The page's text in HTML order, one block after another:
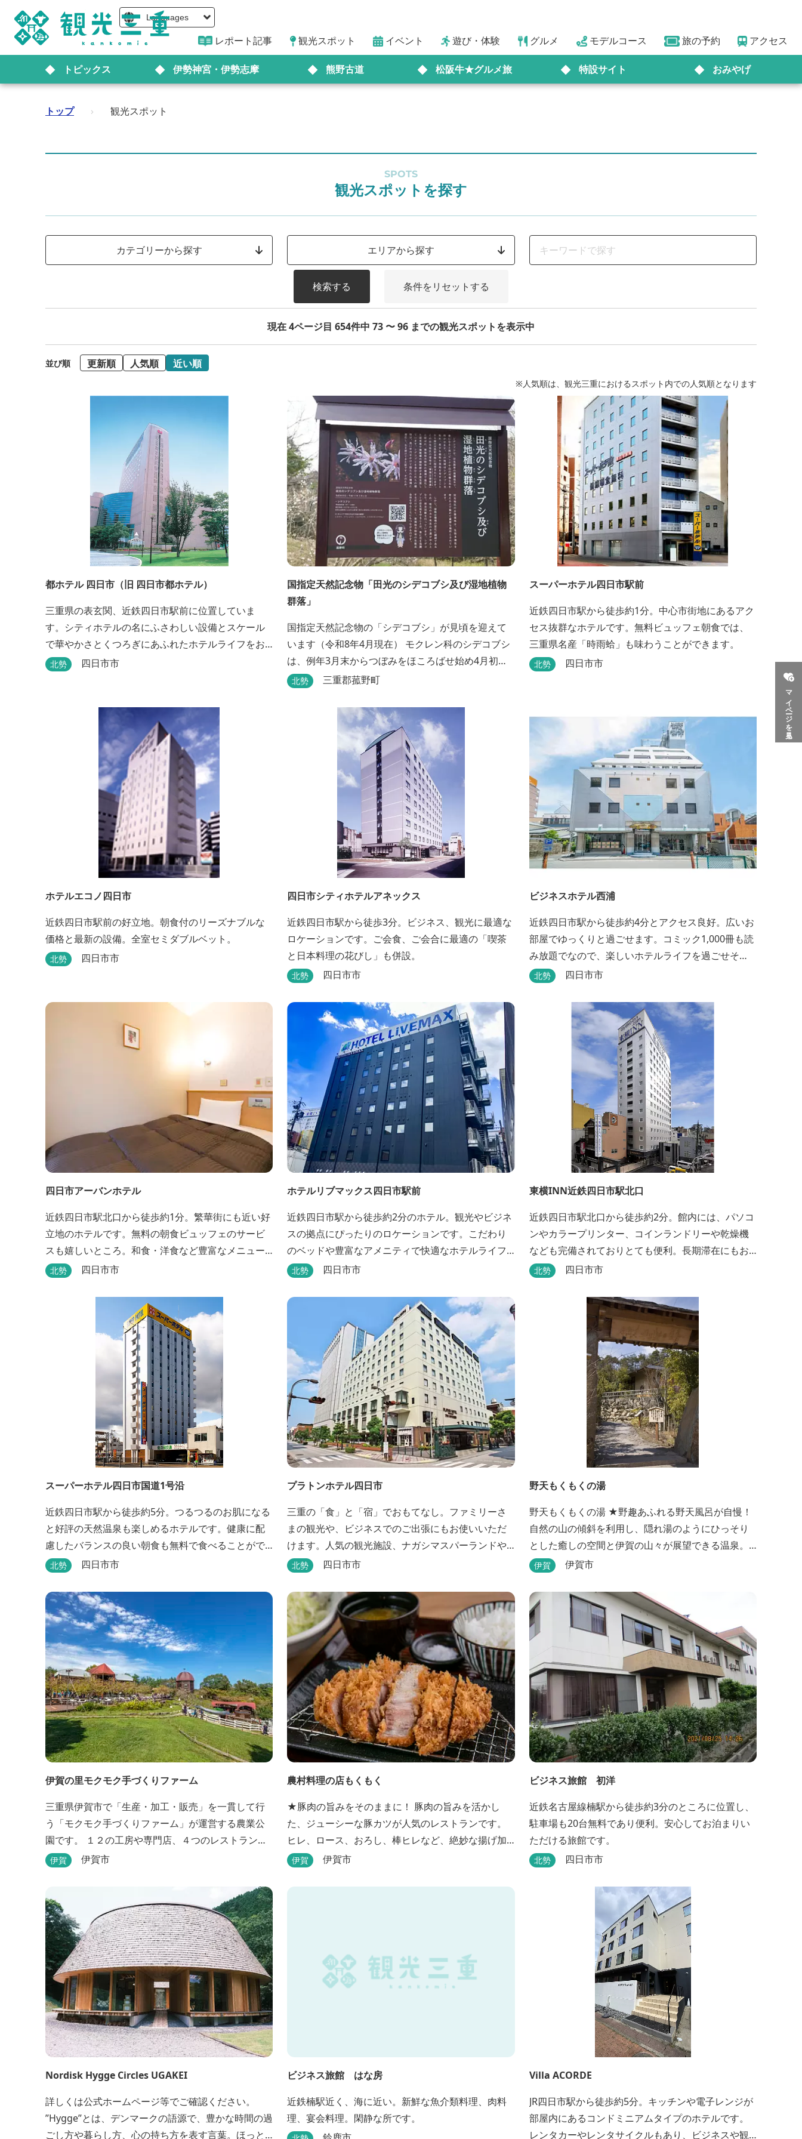
Languages
レポート記事 観光スポット イベント 遊び・体験 グルメ モデルコース 旅の予約 アクセス
トピックス 伊勢神宮・伊勢志摩 熊野古道 松阪牛★グルメ旅 特設サイト おみやげ
マイページを見る
トップ › 観光スポット
SPOTS
観光スポットを探す
カテゴリーから探す エリアから探す
検索する 条件をリセットする
現在 4ページ目 654件中 73 〜 96 までの観光スポットを表示中
並び順 更新順 人気順 近い順
※人気順は、観光三重におけるスポット内での人気順となります
都ホテル 四日市（旧 四日市都ホテル）
三重県の表玄関、近鉄四日市駅前に位置していま
す。シティホテルの名にふさわしい設備とスケール
で華やかさとくつろぎにあふれたホテルライフをお
楽しみいただけます。四日市を中心とした観光、ビ
北勢 四日市市
国指定天然記念物「田光のシデコブシ及び湿地植物
群落」
国指定天然記念物の「シデコブシ」が見頃を迎えて
います（令和8年4月現在） モクレン科のシデコブシ
は、例年3月末からつぼみをほころばせ始め4月初旬
に見頃を迎える日本固有の花です。 伊勢湾周辺の狭
べ市、菰野町、四日市市などの北勢地方に見られ こ
れらの自生地は日本におけるシデコブシ天然分布の
西の端にあたります。 約500万年前に存在して...
北勢 三重郡菰野町
スーパーホテル四日市駅前
近鉄四日市駅から徒歩約1分。中心市街地にあるアク
セス抜群なホテルです。無料ビュッフェ朝食では、
三重県名産「時雨蛤」も味わうことができます。
北勢 四日市市
ホテルエコノ四日市
近鉄四日市駅前の好立地。朝食付のリーズナブルな
価格と最新の設備。全室セミダブルベット。
北勢 四日市市
四日市シティホテルアネックス
近鉄四日市駅から徒歩3分。ビジネス、観光に最適な
ロケーションです。ご会食、ご会合に最適の「喫茶
と日本料理の花びし」も併設。
北勢 四日市市
ビジネスホテル西浦
近鉄四日市駅から徒歩約4分とアクセス良好。広いお
部屋でゆっくりと過ごせます。コミック1,000冊も読
み放題でなので、楽しいホテルライフを過ごせそ
う。丁寧な接客も好評です。
北勢 四日市市
四日市アーバンホテル
近鉄四日市駅北口から徒歩約1分。繁華街にも近い好
立地のホテルです。無料の朝食ビュッフェのサービ
スも嬉しいところ。和食・洋食など豊富なメニュー
が並びます。
北勢 四日市市
ホテルリブマックス四日市駅前
近鉄四日市駅から徒歩約2分のホテル。観光やビジネ
スの拠点にぴったりのロケーションです。こだわり
のベッドや豊富なアメニティで快適なホテルライフ
を過ごせます。
北勢 四日市市
東横INN近鉄四日市駅北口
近鉄四日市駅北口から徒歩約2分。館内には、パソコ
ンやカラープリンター、コインランドリーや乾燥機
なども完備されておりとても便利。長期滞在にもお
すすめです。
北勢 四日市市
スーパーホテル四日市国道1号沿
近鉄四日市駅から徒歩約5分。つるつるのお肌になる
と好評の天然温泉も楽しめるホテルです。健康に配
慮したバランスの良い朝食も無料で食べることがで
きます。
北勢 四日市市
プラトンホテル四日市
三重の「食」と「宿」でおもてなし。ファミリーさ
まの観光や、ビジネスでのご出張にもお使いいただ
けます。人気の観光施設、ナガシマスパーランドや
鈴鹿サーキットをご利用の際にも便利です。 和食、
みください。近鉄四日市駅から徒歩３分と、公共交
通機関でのお越しにも大変便利です。
北勢 四日市市
野天もくもくの湯
野天もくもくの湯 ★野趣あふれる野天風呂が自慢！
自然の山の傾斜を利用し、隠れ湯のようにひっそり
とした癒しの空間と伊賀の山々が展望できる温泉。
温泉浴を楽しみながら森林浴も楽しめます。一枚岩
魅力です。 ★源泉100％の野天風呂 源泉100％の野
天風呂が2つあり、38度のぬるめの湯と42度の熱めの
湯があります。ぬるめの湯はじっくりとゆ...
伊賀 伊賀市
伊賀の里モクモク手づくりファーム
三重県伊賀市で「生産・加工・販売」を一貫して行
う「モクモク手づくりファーム」が運営する農業公
園です。 １２の工房や専門店、４つのレストラン・
カフェ、３箇所の体験教室がある他、田んぼやいか
いただける遊び場もあります。 園内では、ミニブタ
くんたちのショーを見たり、ウインナーづくりやパ
ンづくりなどの手づくり体験教室や、食農体験プロ
グラムに参加したり...
伊賀 伊賀市
農村料理の店もくもく
★豚肉の旨みをそのままに！ 豚肉の旨みを活かし
た、ジューシーな豚カツが人気のレストランです。
ヒレ、ロース、おろし、棒ヒレなど、絶妙な揚げ加
減を追求した豚カツです。揚げたてを食べていただ
す。 ★手作りのお蕎麦をお楽しみいただけます！ お
伊賀 伊賀市
ビジネス旅館 初洋
近鉄名古屋線楠駅から徒歩約3分のところに位置し、
駐車場も20台無料であり便利。安心してお泊まりい
ただける旅館です。
北勢 四日市市
Nordisk Hygge Circles UGAKEI
詳しくは公式ホームページ等でご確認ください。
”Hygge”とは、デンマークの語源で、豊かな時間の過
ごし方や暮らし方、心の持ち方を表す言葉。ほっと
ビジネス旅館 はな房
近鉄楠駅近く、海に近い。新鮮な魚介類料理、肉料
理、宴会料理。閑静な所です。
Villa ACORDE
JR四日市駅から徒歩約5分。キッチンや電子レンジが
部屋内にあるコンドミニアムタイプのホテルです。
レンタカーやレンタサイクルもあり、ビジネスや観